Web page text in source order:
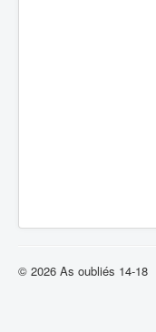
© 2026 As oubliés 14-18